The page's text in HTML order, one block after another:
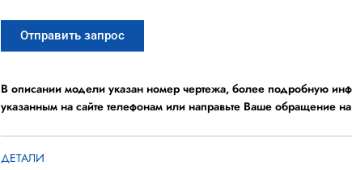
Отправить запрос
В описании модели указан номер чертежа, более подробную
указанным на сайте телефонам или направьте Ваше обращение на
ДЕТАЛИ